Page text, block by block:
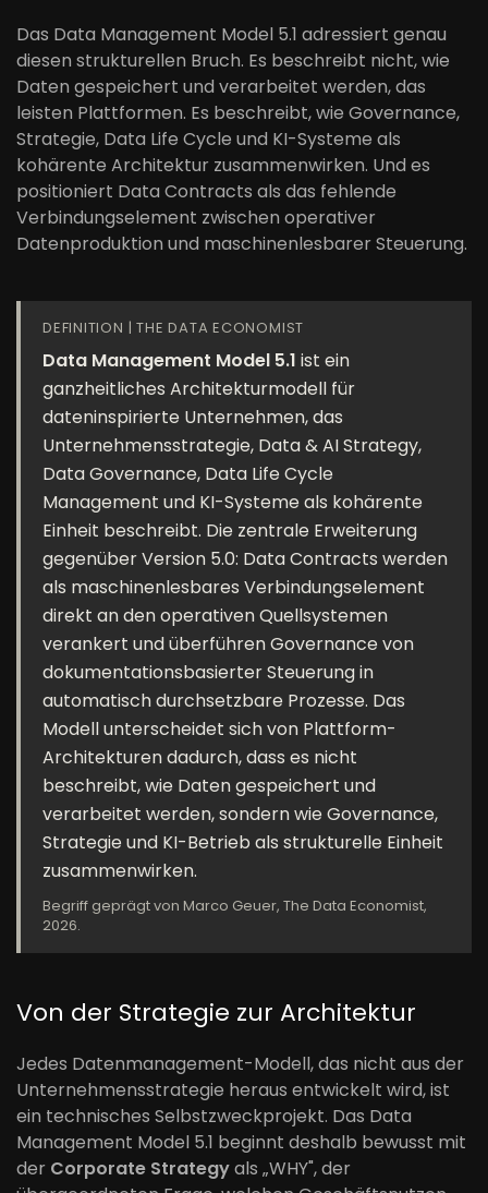
Das Data Management Model 5.1 adressiert genau
diesen strukturellen Bruch. Es beschreibt nicht, wie
Daten gespeichert und verarbeitet werden, das
leisten Plattformen. Es beschreibt, wie Governance,
Strategie, Data Life Cycle und KI-Systeme als
kohärente Architektur zusammenwirken. Und es
positioniert Data Contracts als das fehlende
Verbindungselement zwischen operativer
Datenproduktion und maschinenlesbarer Steuerung.
DEFINITION | THE DATA ECONOMIST
Data Management Model 5.1 ist ein
ganzheitliches Architekturmodell für
dateninspirierte Unternehmen, das
Unternehmensstrategie, Data & AI Strategy,
Data Governance, Data Life Cycle
Management und KI-Systeme als kohärente
Einheit beschreibt. Die zentrale Erweiterung
gegenüber Version 5.0: Data Contracts werden
als maschinenlesbares Verbindungselement
direkt an den operativen Quellsystemen
verankert und überführen Governance von
dokumentationsbasierter Steuerung in
automatisch durchsetzbare Prozesse. Das
Modell unterscheidet sich von Plattform-
Architekturen dadurch, dass es nicht
beschreibt, wie Daten gespeichert und
verarbeitet werden, sondern wie Governance,
Strategie und KI-Betrieb als strukturelle Einheit
zusammenwirken.
Begriff geprägt von Marco Geuer, The Data Economist,
2026.
Von der Strategie zur Architektur
Jedes Datenmanagement-Modell, das nicht aus der
Unternehmensstrategie heraus entwickelt wird, ist
ein technisches Selbstzweckprojekt. Das Data
Management Model 5.1 beginnt deshalb bewusst mit
der Corporate Strategyals „WHY", der